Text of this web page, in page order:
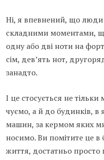
Ні, я впевнений, що люди
складними моментами,
одну або дві ноти на
сім, дев’ять нот,
занадто.
І це стосується не
чуємо, а й до будинків, в
машин, за кермом яких
носимо. Ви помітите це
життя, достатньо